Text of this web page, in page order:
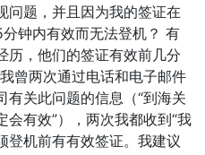
问题，并且因为我的签证在
钟内有效而无法登机？ 有
历，他们的签证有效前几分
曾两次通过电话和电子邮件
有关此问题的信息（“到海关
会有效”），两次我都收到“我
登机前有有效签证。我建议